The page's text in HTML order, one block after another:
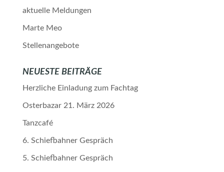
aktuelle Meldungen
Marte Meo
Stellenangebote
NEUESTE BEITRÄGE
Herzliche Einladung zum Fachtag
Osterbazar 21. März 2026
Tanzcafé
6. Schiefbahner Gespräch
5. Schiefbahner Gespräch